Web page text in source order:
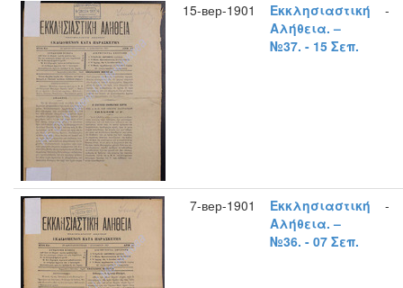
15-вер-1901
Εκκλησιαστική
Αλήθεια. –
№37. - 15 Σεπ.
-
7-вер-1901
Εκκλησιαστική
Αλήθεια. –
№36. - 07 Σεπ.
-